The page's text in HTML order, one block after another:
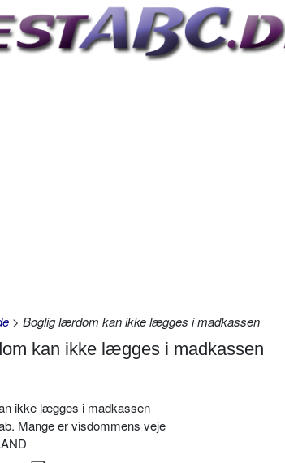
> Boglig lærdom kan ikke lægges i madkassen
kan ikke lægges i madkassen
ikke lægges i madkassen
Mange er visdommens veje